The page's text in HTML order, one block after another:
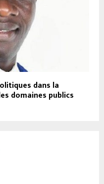
dans la
domaines publics